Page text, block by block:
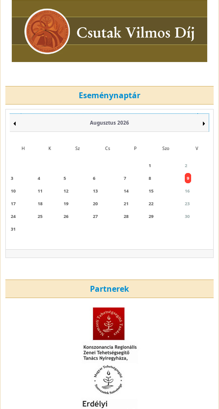
Eseménynaptár
Augusztus 2026
H K Sz Cs P Szo V
1
2
3
4 5 6 7 8
9
10
11 12 13 14 15
16
17
18 19 20 21 22
23
24
25 26 27 28 29
30
31
Partnerek